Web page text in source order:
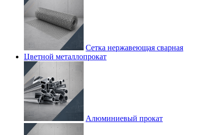
Сетка нержавеющая сварная
Цветной металлопрокат
Алюминиевый прокат